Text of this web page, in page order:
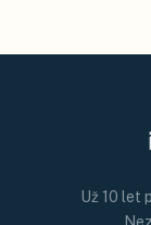
Už 10 let